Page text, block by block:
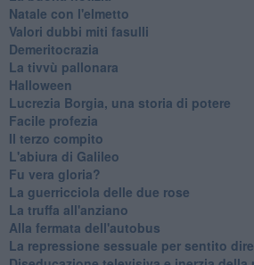
Natale con l'elmetto
Valori dubbi miti fasulli
Demeritocrazia
La tivvù pallonara
Halloween
​Lucrezia Borgia, una storia di potere
Facile profezia
Il terzo compito
L'abiura di Galileo
Fu vera gloria?
La guerricciola delle due rose
La truffa all'anziano
Alla fermata dell'autobus
La repressione sessuale per sentito dire